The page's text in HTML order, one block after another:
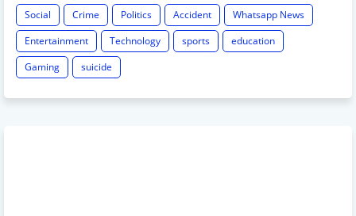
Social Crime Politics Accident
Whatsapp News
Entertainment
Technology sports
education
Gaming
suicide